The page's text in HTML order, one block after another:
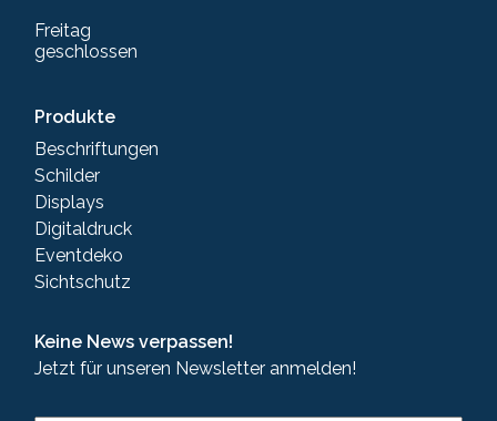
Freitag
geschlossen
Produkte
Beschriftungen
Schilder
Displays
Digitaldruck
Eventdeko
Sichtschutz
Keine News verpassen!
Jetzt für unseren Newsletter anmelden!